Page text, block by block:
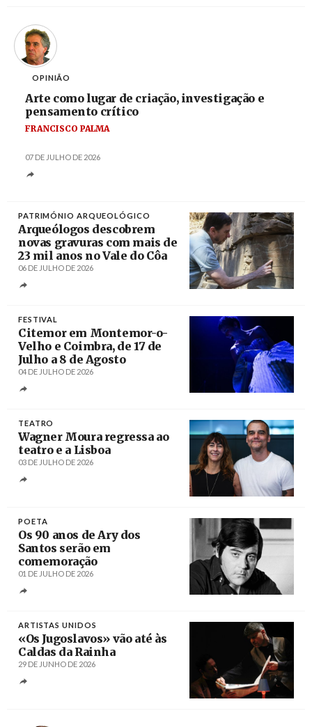
OPINIÃO
Arte como lugar de criação, investigação e
pensamento crítico
FRANCISCO PALMA
07 DE JULHO DE 2026
PATRIMÓNIO ARQUEOLÓGICO
Arqueólogos descobrem
novas gravuras com mais de
23 mil anos no Vale do Côa
06 DE JULHO DE 2026
FESTIVAL
Citemor em Montemor-o-
Velho e Coimbra, de 17 de
Julho a 8 de Agosto
04 DE JULHO DE 2026
TEATRO
Wagner Moura regressa ao
teatro e a Lisboa
03 DE JULHO DE 2026
POETA
Os 90 anos de Ary dos
Santos serão em
comemoração
01 DE JULHO DE 2026
ARTISTAS UNIDOS
«Os Jugoslavos» vão até às
Caldas da Rainha
29 DE JUNHO DE 2026